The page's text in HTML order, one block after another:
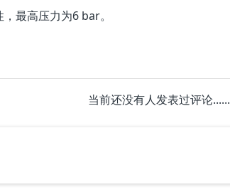
最高压力为6 bar。
当前还没有人发表过评论......